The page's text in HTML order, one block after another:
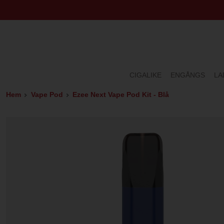
CIGALIKE ENGÅNGS
Hem Vape Pod Ezee Next Vape Pod Kit - Blå